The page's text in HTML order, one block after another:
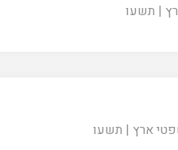
| תשעו
ארץ | תשעו